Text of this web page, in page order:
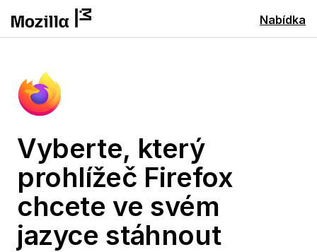
Nabídka
Vyberte, který
prohlížeč Firefox
chcete ve svém
jazyce stáhnout